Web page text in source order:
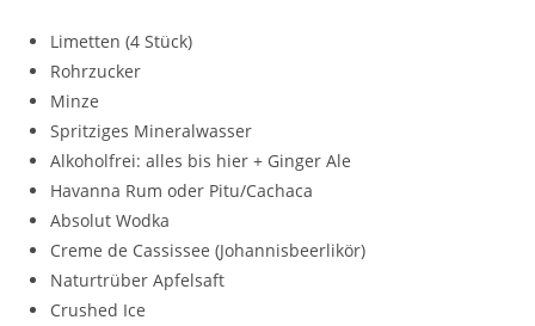
Limetten (4 Stück)
Rohrzucker
Minze
Spritziges Mineralwasser
Alkoholfrei: alles bis hier + Ginger Ale
Havanna Rum oder Pitu/Cachaca
Absolut Wodka
Creme de Cassissee (Johannisbeerlikör)
Naturtrüber Apfelsaft
Crushed Ice